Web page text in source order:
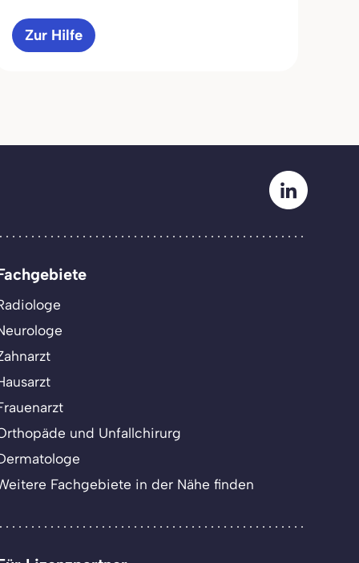
Zur Hilfe
und Unfallchirurg
Fachgebiete in der Nähe finden